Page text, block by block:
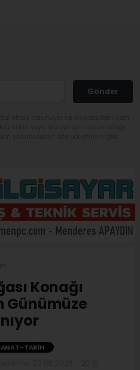
Gönder
Konağı
Günümüze
TARIH